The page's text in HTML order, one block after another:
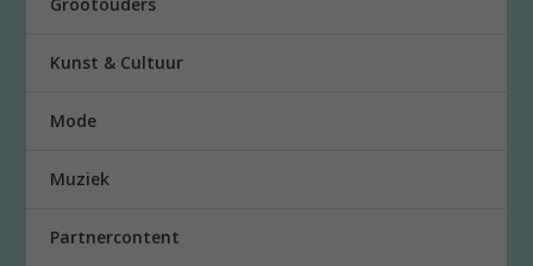
Kunst & Cultuur
Mode
Muziek
Partnercontent